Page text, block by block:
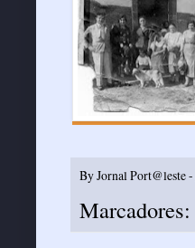
ByJornal Port@leste-
Marcadores: